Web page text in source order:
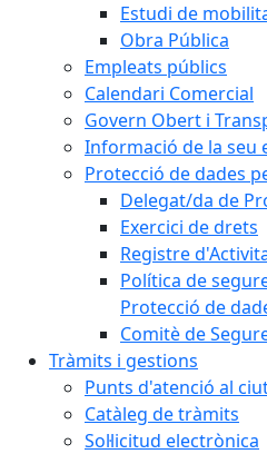
Estudi de
Obra Pública
Empleats públics
Calendari Comercial
Govern Obert i
Informació de la seu
Protecció de dades
Delegat/da de
Exercici de drets
Registre
Política de
Protecció de
Comitè de
Tràmits i gestions
Punts d'atenció al
Catàleg de tràmits
Sol·licitud electrònica